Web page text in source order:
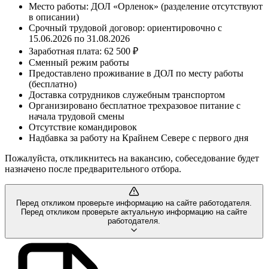
Место работы: ДОЛ «Орленок» (разделение отсутствуют
в описании)
Срочный трудовой договор: ориентировочно с
15.06.2026 по 31.08.2026
Заработная плата: 62 500 ₽
Сменный режим работы
Предоставлено проживание в ДОЛ по месту работы
(бесплатно)
Доставка сотрудников служебным транспортом
Организировано бесплатное трехразовое питание с
начала трудовой смены
Отсутствие командировок
Надбавка за работу на Крайнем Севере с первого дня
Пожалуйста, откликнитесь на вакансию, собеседование будет
назначено после предварительного отбора.
Перед откликом проверьте информацию на сайте работодателя.
Перед откликом проверьте актуальную информацию на сайте
работодателя.